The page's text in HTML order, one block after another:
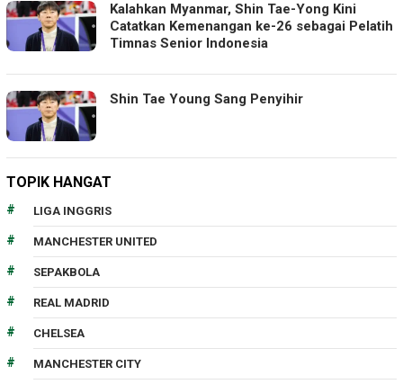
Kalahkan Myanmar, Shin Tae-Yong Kini
Catatkan Kemenangan ke-26 sebagai Pelatih
Timnas Senior Indonesia
Shin Tae Young Sang Penyihir
TOPIK HANGAT
LIGA INGGRIS
MANCHESTER UNITED
SEPAKBOLA
REAL MADRID
CHELSEA
MANCHESTER CITY